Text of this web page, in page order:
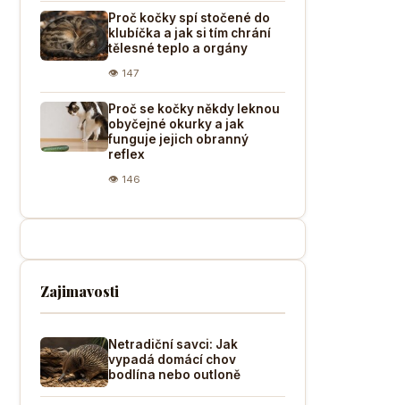
Proč kočky spí stočené do
klubíčka a jak si tím chrání
tělesné teplo a orgány
👁 147
Proč se kočky někdy leknou
obyčejné okurky a jak
funguje jejich obranný
reflex
👁 146
Zajimavosti
Netradiční savci: Jak
vypadá domácí chov
bodlína nebo outloně